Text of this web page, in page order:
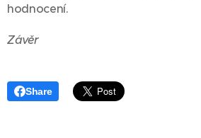
hodnocení.
Závěr
Share